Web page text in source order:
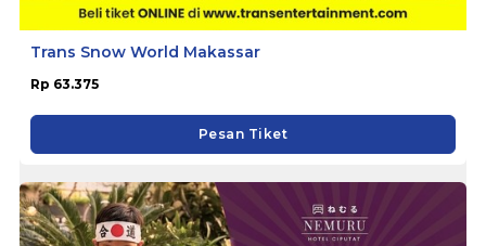
Trans Snow World Makassar
Rp 63.375
Pesan Tiket